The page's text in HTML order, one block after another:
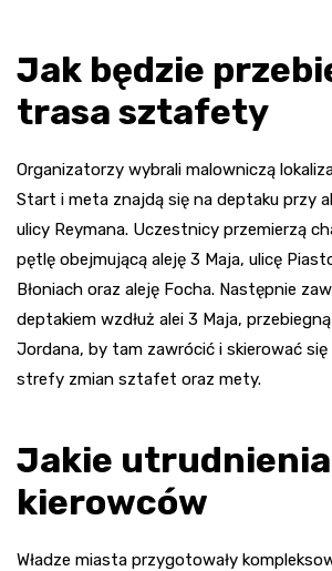
Jak będzie
trasa sztafety
Organizatorzy wybrali malowniczą
Start i meta znajdą się na deptaku przy
ulicy Reymana. Uczestnicy przemierzą
pętlę obejmującą aleję 3 Maja, ulicę
Błoniach oraz aleję Focha. Następnie
deptakiem wzdłuż alei 3 Maja,
Jordana, by tam zawrócić i skierować
strefy zmian sztafet oraz mety.
Jakie
kierowców
Władze miasta przygotowały